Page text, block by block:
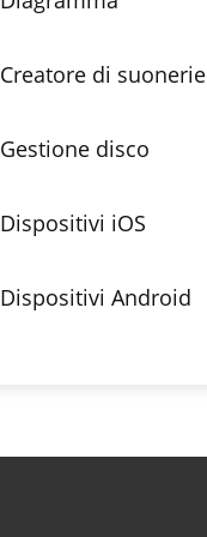
Creatore di suonerie
Gestione disco
Dispositivi iOS
Dispositivi Android